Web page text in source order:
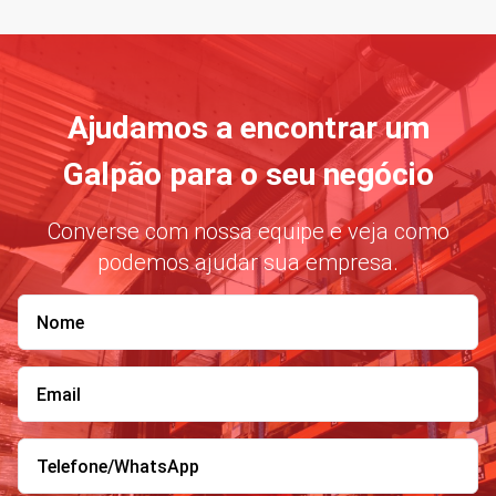
Ajudamos a encontrar um
Galpão para o seu negócio
Converse com nossa equipe e veja como
podemos ajudar sua empresa.